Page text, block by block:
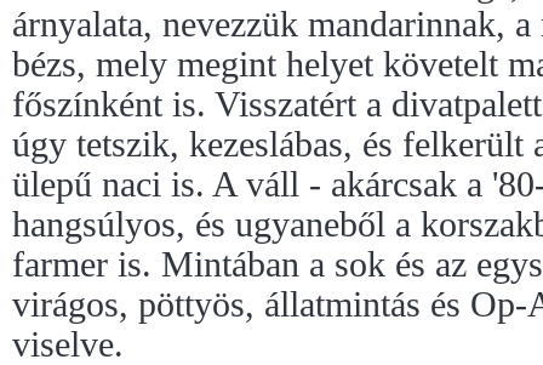
árnyalata, nevezzük mandarinnak,
bézs, mely megint helyet követelt
főszínként is. Visszatért a
úgy tetszik, kezeslábas, és felkerült
ülepű naci is. A váll - akárcsak a
hangsúlyos, és ugyaneből a
farmer is. Mintában a sok és az
virágos, pöttyös, állatmintás és
viselve.